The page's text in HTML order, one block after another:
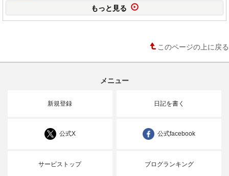
もっと見る
このページの上に戻る
メニュー
新規登録 日記を書く
公式X 公式facebook
サービストップ ブログランキング